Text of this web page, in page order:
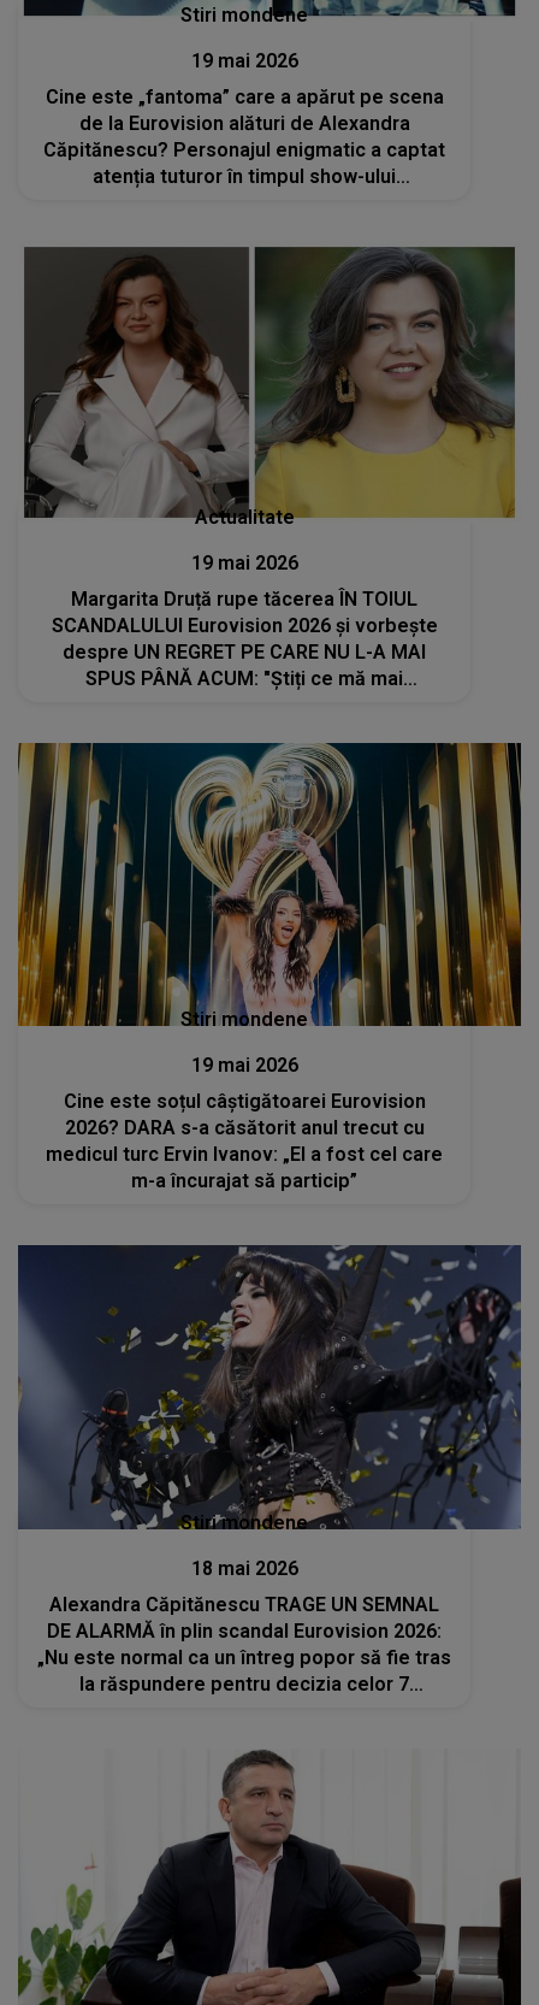
Stiri mondene
19 mai 2026
Cine este „fantoma” care a apărut pe scena
de la Eurovision alături de Alexandra
Căpitănescu? Personajul enigmatic a captat
atenția tuturor în timpul show-ului
Actualitate
19 mai 2026
Margarita Druță rupe tăcerea ÎN TOIUL
SCANDALULUI Eurovision 2026 și vorbește
despre UN REGRET PE CARE NU L-A MAI
SPUS PÂNĂ ACUM: "Știți ce mă mai
Stiri mondene
19 mai 2026
Cine este soțul câștigătoarei Eurovision
2026? DARA s-a căsătorit anul trecut cu
medicul turc Ervin Ivanov: „El a fost cel care
m-a încurajat să particip”
Stiri mondene
18 mai 2026
Alexandra Căpitănescu TRAGE UN SEMNAL
DE ALARMĂ în plin scandal Eurovision 2026:
„Nu este normal ca un întreg popor să fie tras
la răspundere pentru decizia celor 7